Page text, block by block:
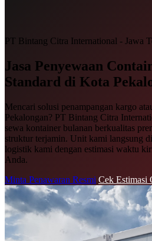
PT Bintang Citra International - Jawa
Jasa Penyewaan
Standard di Kota
Mencari solusi penampangan kargo
Pekalongan? PT Bintang Citra
sewa kontainer bulanan berkualitas
struktur terjamin. Unit kami langsung
logistik kami dengan estimasi waktu
Anda.
Minta Penawaran Resmi Cek Estimasi